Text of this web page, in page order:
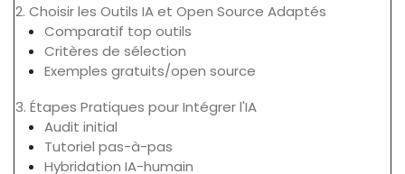
2. Choisir les Outils IA et Open Source Adaptés
Comparatif top outils
Critères de sélection
Exemples gratuits/open source
3. Étapes Pratiques pour Intégrer l'IA
Audit initial
Tutoriel pas-à-pas
Hybridation IA-humain